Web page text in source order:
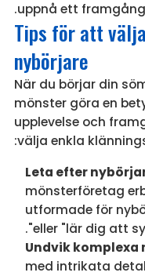
uppnå ett
Tips för att
nybörjare
När du börjar din
mönster göra en
upplevelse och
välja enkla
Leta efter
mönsterföretag
utformade för
eller "lär dig att sy".
Undvik komplexa
med intrikata